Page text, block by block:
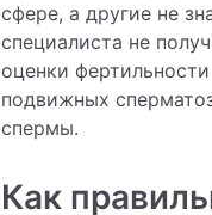
сфере, а другие не
специалиста не
оценки
подвижных
спермы.
Как